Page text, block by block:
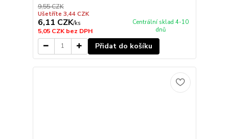
9,55 CZK
Ušetříte 3,44 CZK
6,11 CZK/ks
5,05 CZKbez DPH
Centrální sklad 4-10
dnů
Přidat do košíku